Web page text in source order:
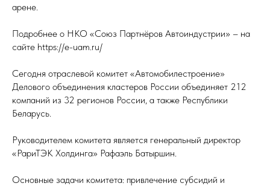
арене.
Подробнее о НКО «Союз Партнёров Автоиндустрии» – на
сайте https://e-uam.ru/
Сегодня отраслевой комитет «Автомобилестроение»
Делового объединения кластеров России объединяет 212
компаний из 32 регионов России, а также Республики
Беларусь.
Руководителем комитета является генеральный директор
«РариТЭК Холдинга» Рафаэль Батыршин.
Основные задачи комитета: привлечение субсидий и